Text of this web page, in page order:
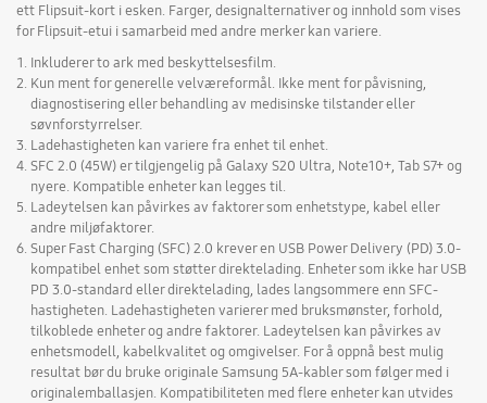
ett Flipsuit-kort i esken. Farger, designalternativer og innhold som vises
for Flipsuit-etui i samarbeid med andre merker kan variere.
Inkluderer to ark med beskyttelsesfilm.
Kun ment for generelle velværeformål. Ikke ment for påvisning,
diagnostisering eller behandling av medisinske tilstander eller
søvnforstyrrelser.
Ladehastigheten kan variere fra enhet til enhet.
SFC 2.0 (45W) er tilgjengelig på Galaxy S20 Ultra, Note10+, Tab S7+ og
nyere. Kompatible enheter kan legges til.
Ladeytelsen kan påvirkes av faktorer som enhetstype, kabel eller
andre miljøfaktorer.
Super Fast Charging (SFC) 2.0 krever en USB Power Delivery (PD) 3.0-
kompatibel enhet som støtter direktelading. Enheter som ikke har USB
PD 3.0-standard eller direktelading, lades langsommere enn SFC-
hastigheten. Ladehastigheten varierer med bruksmønster, forhold,
tilkoblede enheter og andre faktorer. Ladeytelsen kan påvirkes av
enhetsmodell, kabelkvalitet og omgivelser. For å oppnå best mulig
resultat bør du bruke originale Samsung 5A-kabler som følger med i
originalemballasjen. Kompatibiliteten med flere enheter kan utvides